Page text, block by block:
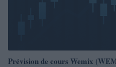
Prévision de cours Wemix